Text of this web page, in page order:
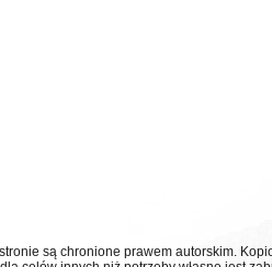
są chronione prawem autorskim.